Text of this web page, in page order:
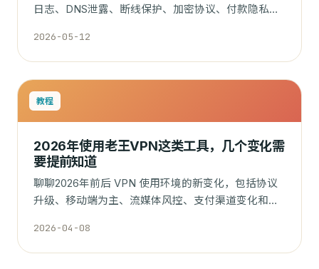
日志、DNS泄露、断线保护、加密协议、付款隐私和
2026-05-12
教程
2026年使用老王VPN这类工具，几个变化需
要提前知道
聊聊2026年前后 VPN 使用环境的新变化，包括协议
升级、移动端为主、流媒体风控、支付渠道变化和客
2026-04-08